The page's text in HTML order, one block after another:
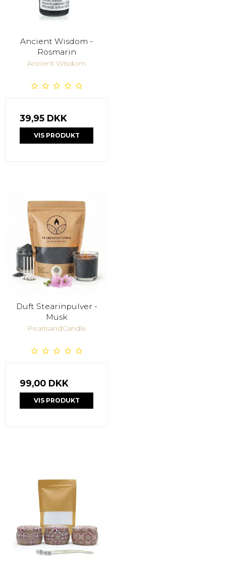
Ancient Wisdom -
Rosmarin
Ancient Wisdom
39,95 DKK
VIS PRODUKT
Duft Stearinpulver -
Musk
PearlsandCandle
99,00 DKK
VIS PRODUKT